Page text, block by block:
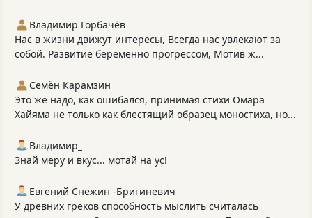
Владимир Горбачёв
Нас в жизни движут интересы, Всегда нас увлекают за
собой. Развитие беременно прогрессом, Мотив ж...
Семён Карамзин
Это же надо, как ошибался, принимая стихи Омара
Хайяма не только как блестящий образец моностиха, но...
Владимир_
Знай меру и вкус... мотай на ус!
Евгений Снежин -Бригиневич
У древних греков способность мыслить считалась